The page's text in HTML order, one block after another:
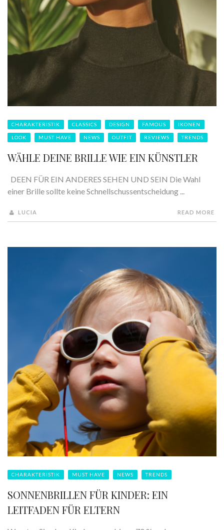
CHARAKTERISTIK CLASSICS DESIGN FAMOUS IKONEN
LOOK MUST HAVE NEWS OUTFIT REVIEWS TRENDS
WÄHLE DEINE BRILLE WIE EIN KÜNSTLER
DEEN FÜR EIN ANDERES SEHEN UND SEIN Die Wahl
einer Brille sollte keine Schnellschussentscheidung ...
LUCIA READ MORE
CHARAKTERISTIK MUST HAVE NEWS TRENDS
SONNENBRILLEN FÜR KINDER: EIN
LEITFADEN FÜR ELTERN